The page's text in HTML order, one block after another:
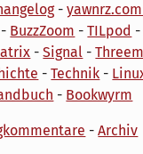
-
BuzzZoom -TILpod
-Signal -
-Technik -
- Bookwyrm
-Archiv